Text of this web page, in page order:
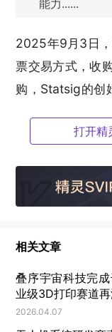
能力......
2025年9月3日
票交易方式，收
购，Statsig的创
of Applications
这一举动在行业
作之快，都表明
这个时间点投入
一名CTO？
一
打开精
相关文章
叠序宇宙科技完
业级3D打印赛道再
2026.04.07